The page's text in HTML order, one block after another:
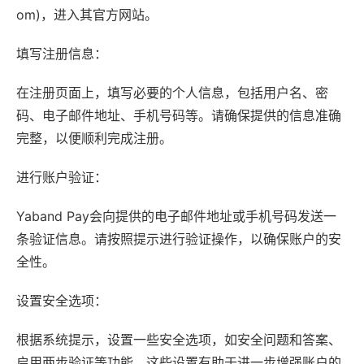
om)，进入其官方网站。
填写注册信息：
在注册页面上，填写必要的个人信息，包括用户名、密
码、电子邮件地址、手机号码等。请确保提供的信息准确
完整，以便顺利完成注册。
进行账户验证：
Yaband Pay会向提供的电子邮件地址或手机号码发送一
条验证信息。请按照提示进行验证操作，以确保账户的安
全性。
设置安全选项：
根据系统提示，设置一些安全选项，如安全问题和答案、